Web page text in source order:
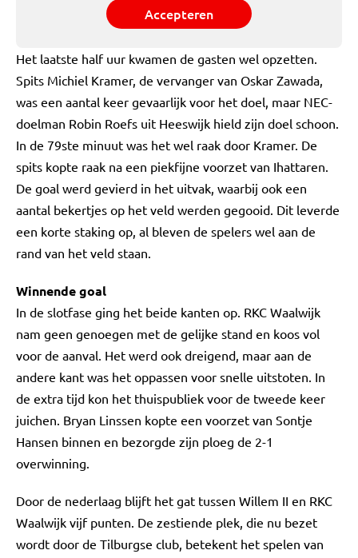
Accepteren
Het laatste half uur kwamen de gasten wel opzetten.
Spits Michiel Kramer, de vervanger van Oskar Zawada,
was een aantal keer gevaarlijk voor het doel, maar NEC-
doelman Robin Roefs uit Heeswijk hield zijn doel schoon.
In de 79ste minuut was het wel raak door Kramer. De
spits kopte raak na een piekfijne voorzet van Ihattaren.
De goal werd gevierd in het uitvak, waarbij ook een
aantal bekertjes op het veld werden gegooid. Dit leverde
een korte staking op, al bleven de spelers wel aan de
rand van het veld staan.
Winnende goal
In de slotfase ging het beide kanten op. RKC Waalwijk
nam geen genoegen met de gelijke stand en koos vol
voor de aanval. Het werd ook dreigend, maar aan de
andere kant was het oppassen voor snelle uitstoten. In
de extra tijd kon het thuispubliek voor de tweede keer
juichen. Bryan Linssen kopte een voorzet van Sontje
Hansen binnen en bezorgde zijn ploeg de 2-1
overwinning.
Door de nederlaag blijft het gat tussen Willem II en RKC
Waalwijk vijf punten. De zestiende plek, die nu bezet
wordt door de Tilburgse club, betekent het spelen van